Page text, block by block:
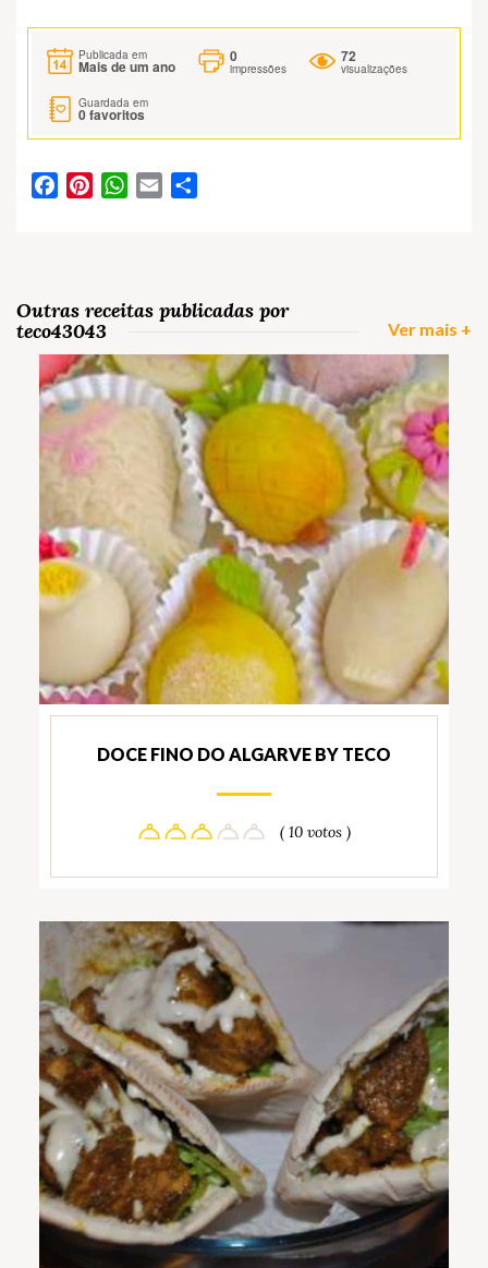
Publicada em
Mais de um ano
0
impressões
72
visualizações
Guardada em
0favoritos
FacebookPinterestWhatsApp
Email
Outras receitas publicadas por
teco43043
Ver mais +
DOCE FINO DO ALGARVE BY TECO
( 10 votos )